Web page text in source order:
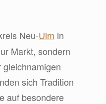
Neu-Ulm in
Markt, sondern
sich Tradition
auf besondere